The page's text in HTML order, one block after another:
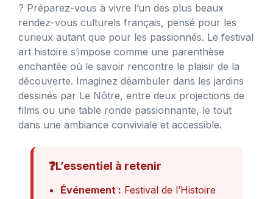
? Préparez-vous à vivre l’un des plus beaux
rendez-vous culturels français, pensé pour les
curieux autant que pour les passionnés. Le festival
art histoire s’impose comme une parenthèse
enchantée où le savoir rencontre le plaisir de la
découverte. Imaginez déambuler dans les jardins
dessinés par Le Nôtre, entre deux projections de
films ou une table ronde passionnante, le tout
dans une ambiance conviviale et accessible.
❓L’essentiel à retenir
Événement : Festival de l’Histoire